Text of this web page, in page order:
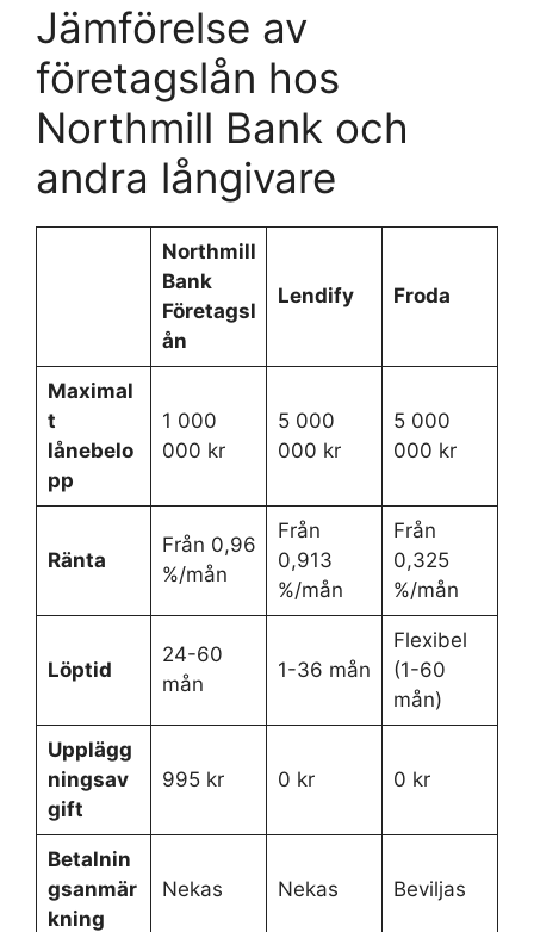
Jämförelse av
företagslån hos
Northmill Bank och
andra långivare
Northmill
Bank
Företagsl
ån
Lendify Froda
Maximal
t
lånebelo
pp
1 000
000 kr
5 000
000 kr
5 000
000 kr
Ränta
Från 0,96
%/mån
Från
0,913
%/mån
Från
0,325
%/mån
Löptid
24-60
mån
1-36 mån
Flexibel
(1-60
mån)
Upplägg
ningsav
gift
995 kr 0 kr 0 kr
Betalnin
gsanmär
kning
Nekas Nekas Beviljas